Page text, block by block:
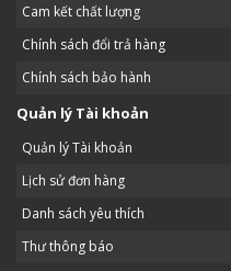
Cam kết chất lượng
Chính sách đổi trả hàng
Chính sách bảo hành
Quản lý Tài khoản
Quản lý Tài khoản
Lịch sử đơn hàng
Danh sách yêu thích
Thư thông báo